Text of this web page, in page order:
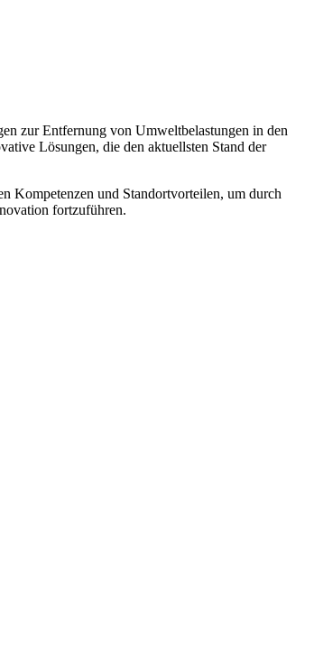
zur Entfernung von Umweltbelastungen in den
Lösungen, die den aktuellsten Stand der
Kompetenzen und Standortvorteilen, um durch
fortzuführen.